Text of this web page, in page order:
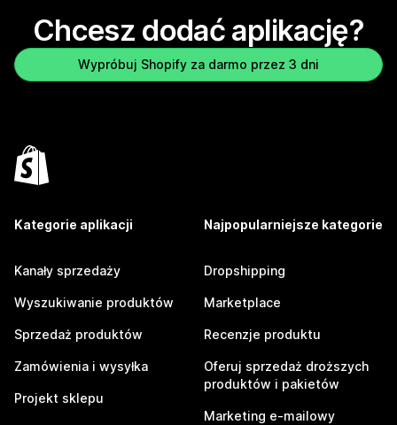
Chcesz dodać aplikację?
Wypróbuj Shopify za darmo przez 3 dni
Kategorie aplikacji
Kanały sprzedaży
Wyszukiwanie produktów
Sprzedaż produktów
Zamówienia i wysyłka
Projekt sklepu
Najpopularniejsze kategorie
Dropshipping
Marketplace
Recenzje produktu
Oferuj sprzedaż droższych
produktów i pakietów
Marketing e-mailowy